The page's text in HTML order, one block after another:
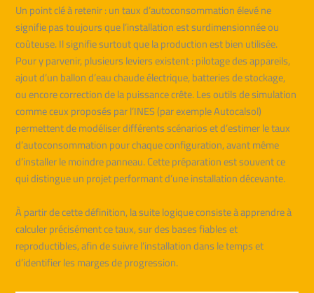
Un point clé à retenir : un taux d’autoconsommation élevé ne
signifie pas toujours que l’installation est surdimensionnée ou
coûteuse. Il signifie surtout que la production est bien utilisée.
Pour y parvenir, plusieurs leviers existent : pilotage des appareils,
ajout d’un ballon d’eau chaude électrique, batteries de stockage,
ou encore correction de la puissance crête. Les outils de simulation
comme ceux proposés par l’INES (par exemple Autocalsol)
permettent de modéliser différents scénarios et d’estimer le taux
d’autoconsommation pour chaque configuration, avant même
d’installer le moindre panneau. Cette préparation est souvent ce
qui distingue un projet performant d’une installation décevante.
À partir de cette définition, la suite logique consiste à apprendre à
calculer précisément ce taux, sur des bases fiables et
reproductibles, afin de suivre l’installation dans le temps et
d’identifier les marges de progression.